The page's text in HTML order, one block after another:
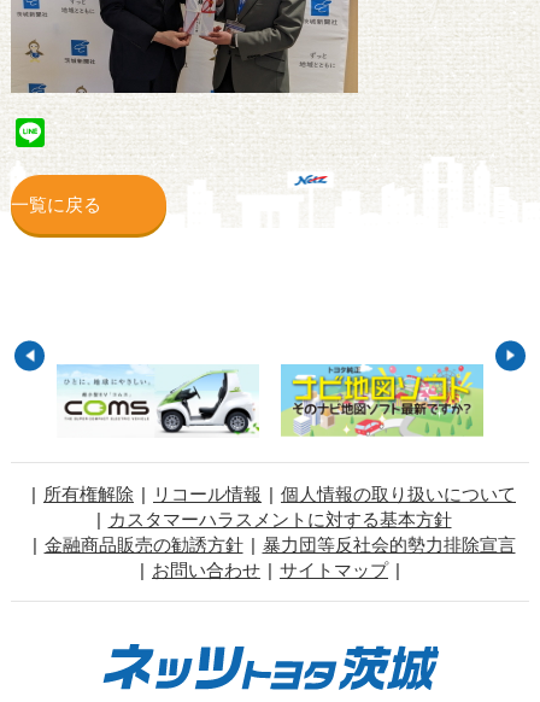
Line
一覧に戻る
所有権解除 リコール情報
個人情報の取り扱いについて
カスタマーハラスメントに対する基本方針
金融商品販売の勧誘方針
暴力団等反社会的勢力排除宣言
お問い合わせ
サイトマップ